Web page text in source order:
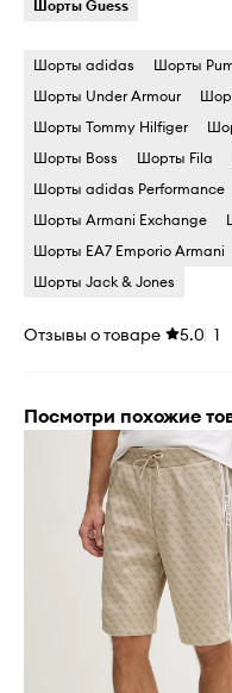
Шорты Guess
Шорты adidas Шорты
Шорты Under Armour
Шорты Tommy Hilfiger
Шорты Boss
Шорты Fila
Шорты adidas Performance
Шорты Armani Exchange
Шорты EA7 Emporio Armani
Шорты Jack & Jones
Отзывы о товаре 5.0 1
Посмотри похожие